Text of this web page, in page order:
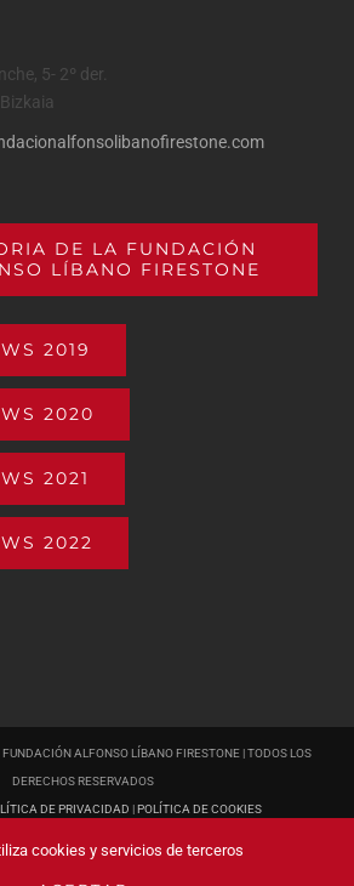
5- 2º der.
DE LA FUNDACIÓN
LÍBANO FIRESTONE
2019
2020
2021
2022
ALFONSO LÍBANO FIRESTONE | TODOS LOS
DERECHOS RESERVADOS
DE PRIVACIDAD |POLÍTICA DE COOKIES
cookies y servicios de terceros